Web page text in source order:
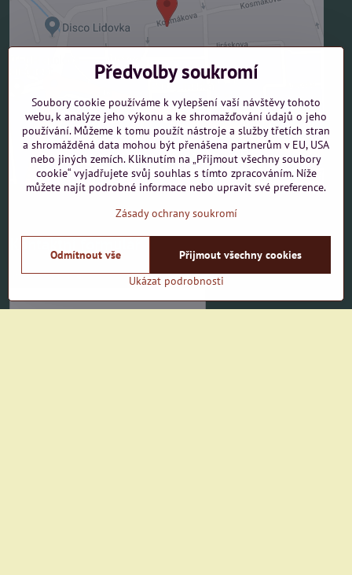
Povolit jednou
Povolit a zapamatovat - souhlas s druhem cookie:
Funkční
Otevřít obsah v novém okně
Jméno a příjmení*
Předvolby soukromí
Soubory cookie používáme k vylepšení vaší návštěvy tohoto
webu, k analýze jeho výkonu a ke shromažďování údajů o jeho
používání. Můžeme k tomu použít nástroje a služby třetích stran
a shromážděná data mohou být přenášena partnerům v EU, USA
nebo jiných zemích. Kliknutím na „Přijmout všechny soubory
cookie“ vyjadřujete svůj souhlas s tímto zpracováním. Níže
můžete najít podrobné informace nebo upravit své preference.
Zásady ochrany soukromí
Ukázat podrobnosti
Přijmout všechny cookies
Odmítnout vše